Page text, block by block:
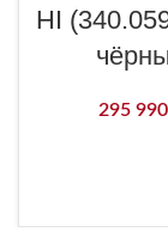
HI
295 990